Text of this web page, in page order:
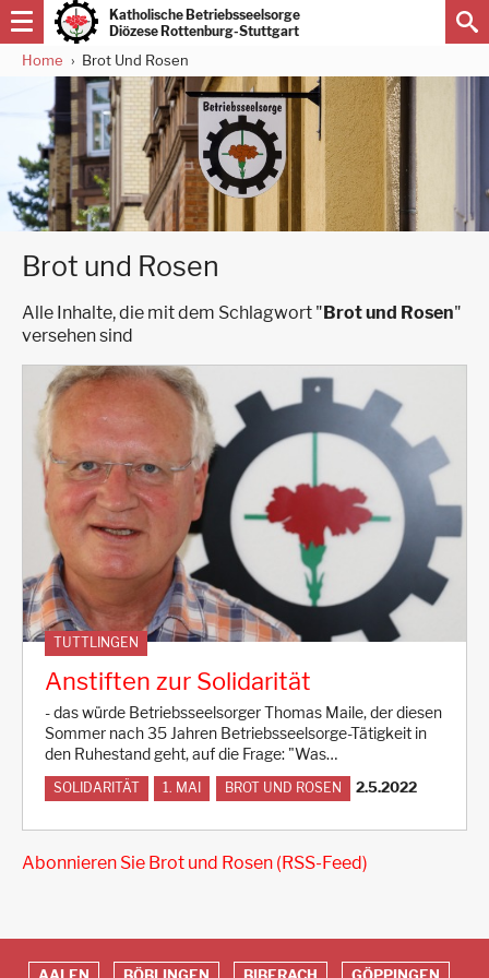
Direkt
zum
Inhalt
Katholische Betriebsseelsorge
Diözese Rottenburg-Stuttgart
Home Brot Und Rosen
Brot und Rosen
Alle Inhalte, die mit dem Schlagwort "Brot und Rosen"
versehen sind
TUTTLINGEN
Anstiften zur Solidarität
- das würde Betriebsseelsorger Thomas Maile, der diesen
Sommer nach 35 Jahren Betriebsseelsorge-Tätigkeit in
den Ruhestand geht, auf die Frage: "Was…
SOLIDARITÄT 1. MAI BROT UND ROSEN 2.5.2022
Abonnieren Sie Brot und Rosen (RSS-Feed)